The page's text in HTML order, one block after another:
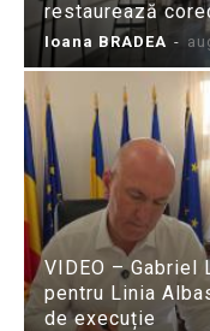
restaurează
Ioana BRADEA -
VIDEO – Gabriel
pentru Linia
de execuție